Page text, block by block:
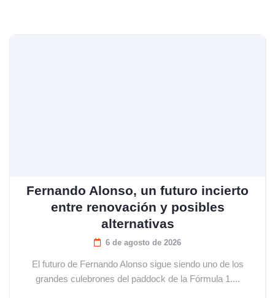
Fernando Alonso, un futuro incierto
entre renovación y posibles
alternativas
6 de agosto de 2026
El futuro de Fernando Alonso sigue siendo uno de los
grandes culebrones del paddock de la Fórmula 1....